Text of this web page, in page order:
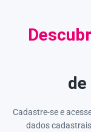
Cadastre-se e
dados